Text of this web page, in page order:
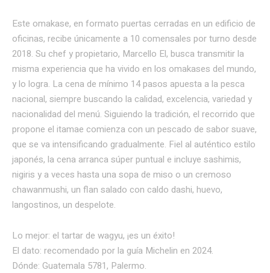
Este omakase, en formato puertas cerradas en un edificio de
oficinas, recibe únicamente a 10 comensales por turno desde
2018. Su chef y propietario, Marcello El, busca transmitir la
misma experiencia que ha vivido en los omakases del mundo,
y lo logra. La cena de mínimo 14 pasos apuesta a la pesca
nacional, siempre buscando la calidad, excelencia, variedad y
nacionalidad del menú. Siguiendo la tradición, el recorrido que
propone el itamae comienza con un pescado de sabor suave,
que se va intensificando gradualmente. Fiel al auténtico estilo
japonés, la cena arranca súper puntual e incluye sashimis,
nigiris y a veces hasta una sopa de miso o un cremoso
chawanmushi, un flan salado con caldo dashi, huevo,
langostinos, un despelote.
Lo mejor: el tartar de wagyu, ¡es un éxito!
El dato: recomendado por la guía Michelin en 2024.
Dónde: Guatemala 5781, Palermo.